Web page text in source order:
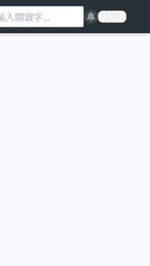
入關鍵字... 登入